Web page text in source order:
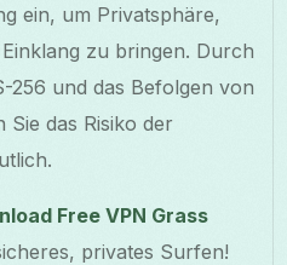
ein, um Privatsphäre,
zu bringen. Durch
256 und das Befolgen von
Sie das Risiko der
Free VPN Grass
privates Surfen!